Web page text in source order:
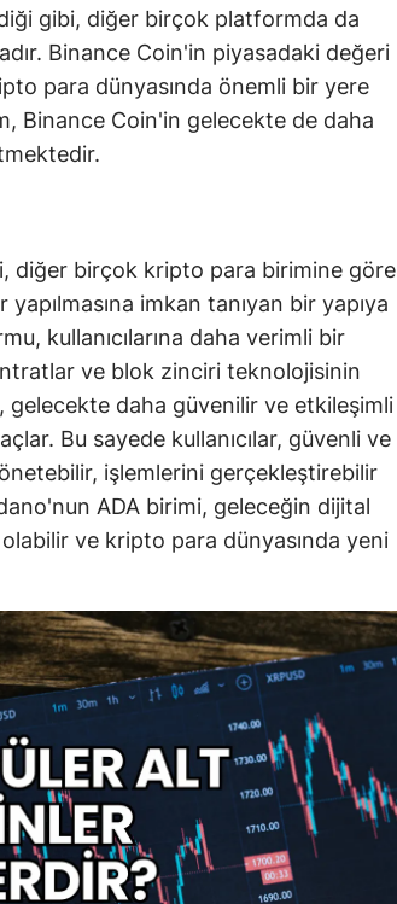
gibi, diğer birçok platformda da
Binance Coin'in piyasadaki değeri
para dünyasında önemli bir yere
Binance Coin'in gelecekte de daha
diğer birçok kripto para birimine göre
imkan tanıyan bir yapıya
kullanıcılarına daha verimli bir
ve blok zinciri teknolojisinin
daha güvenilir ve etkileşimli
Bu sayede kullanıcılar, güvenli ve
işlemlerini gerçekleştirebilir
ADA birimi, geleceğin dijital
ve kripto para dünyasında yeni